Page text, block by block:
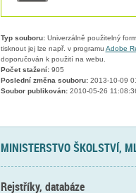
Typ souboru:Univerzálně použitelný
tisknout jej lze např. v programu Adobe
doporučován k použití na webu.
Počet stažení:905
Poslední změna souboru:2013-10-09
Soubor publikován:2010-05-26
MINISTERSTVO ŠKOLSTVÍ,
Rejstříky, databáze